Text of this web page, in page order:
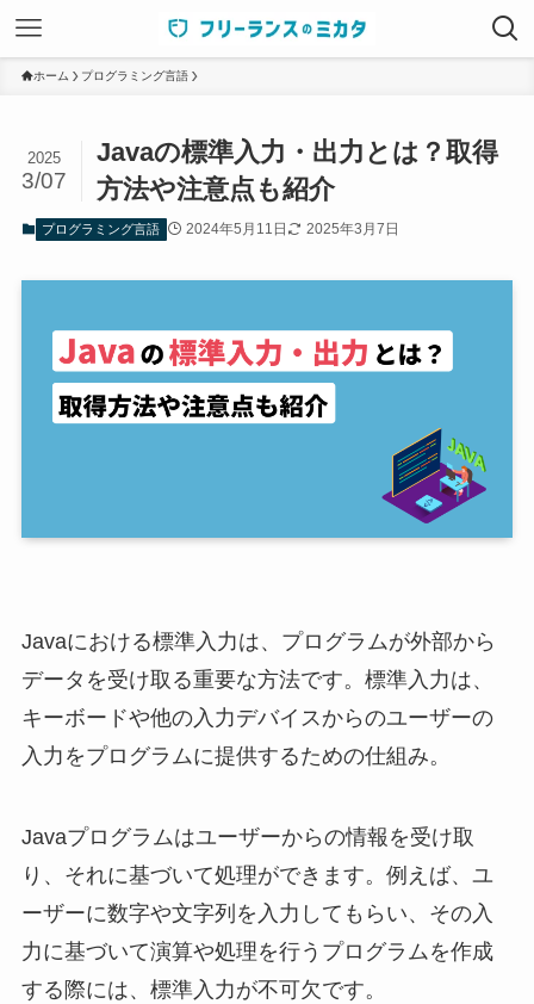
ホーム プログラミング言語
Javaの標準入力・出力とは？取得
方法や注意点も紹介
2025
3/07
プログラミング言語 2024年5月11日 2025年3月7日
Javaにおける標準入力は、プログラムが外部から
データを受け取る重要な方法です。標準入力は、
キーボードや他の入力デバイスからのユーザーの
入力をプログラムに提供するための仕組み。
Javaプログラムはユーザーからの情報を受け取
り、それに基づいて処理ができます。例えば、ユ
ーザーに数字や文字列を入力してもらい、その入
力に基づいて演算や処理を行うプログラムを作成
する際には、標準入力が不可欠です。